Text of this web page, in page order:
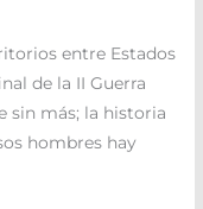
entre Estados
de la II Guerra
sin más; la historia
hombres hay